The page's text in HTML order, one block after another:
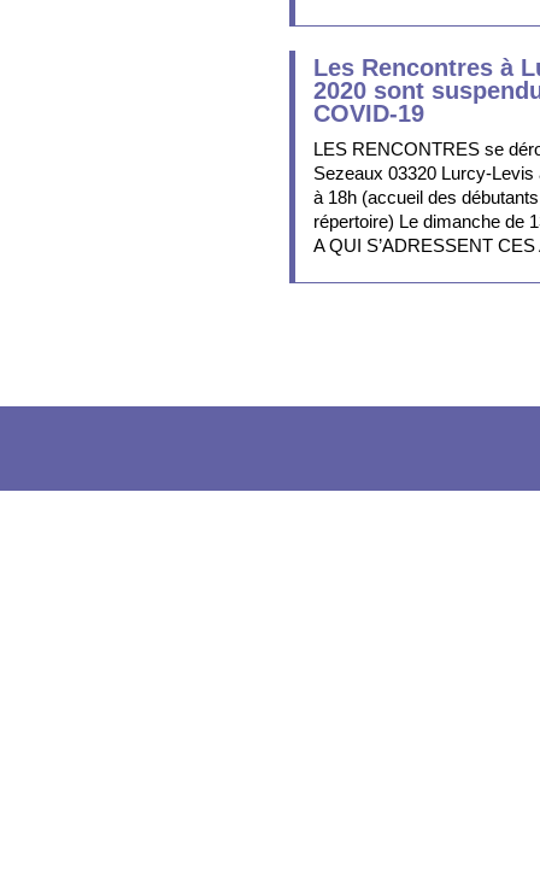
Les Rencontres à
2020 sont
COVID-19
LES RENCONTRES se
Sezeaux 03320 Lurcy-
à 18h (accueil des
répertoire) Le dimanche de
A QUI S’ADRESSENT